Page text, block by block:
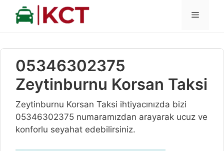
İçeriğe
MENÜ
05346302375
Zeytinburnu Korsan Taksi
Zeytinburnu Korsan Taksi ihtiyacınızda bizi
05346302375 numaramızdan arayarak ucuz ve
konforlu seyahat edebilirsiniz.